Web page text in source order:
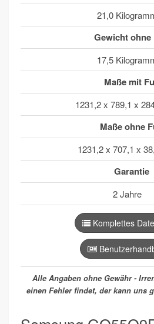
21,0
Gewicht ohne
17,5
Maße mit
1231,2 x 789,1 x
Maße ohne
1231,2 x 707,1 x
Garantie
2 Jahre
Komplettes
Alle Angaben ohne Gewähr -
einen Fehler findet, der kann uns